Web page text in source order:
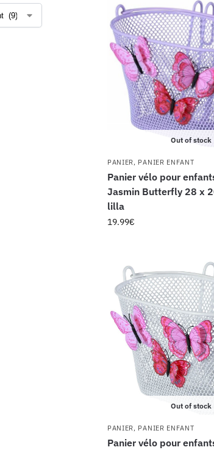
Out of stock
PANIER, PANIER ENFANT
Panier vélo pour
Jasmin Butterfly 28 x
lilla
19.99€
Out of stock
PANIER, PANIER ENFANT
Panier vélo pour